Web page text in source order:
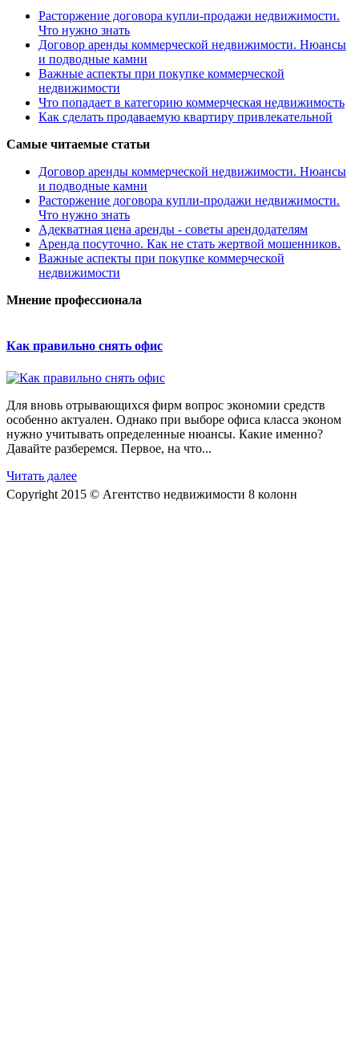
Расторжение договора купли-продажи недвижимости.
Что нужно знать
Договор аренды коммерческой недвижимости. Нюансы
и подводные камни
Важные аспекты при покупке коммерческой
недвижимости
Что попадает в категорию коммерческая недвижимость
Как сделать продаваемую квартиру привлекательной
Самые читаемые статьи
Договор аренды коммерческой недвижимости. Нюансы
и подводные камни
Расторжение договора купли-продажи недвижимости.
Что нужно знать
Адекватная цена аренды - советы арендодателям
Аренда посуточно. Как не стать жертвой мошенников.
Важные аспекты при покупке коммерческой
недвижимости
Мнение профессионала
Как правильно снять офис
Для вновь отрывающихся фирм вопрос экономии средств
особенно актуален. Однако при выборе офиса класса эконом
нужно учитывать определенные нюансы. Какие именно?
Давайте разберемся. Первое, на что...
Читать далее
Copyright 2015 © Агентство недвижимости 8 колонн